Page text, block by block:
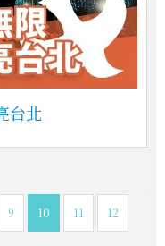
台北
9 10 11 12